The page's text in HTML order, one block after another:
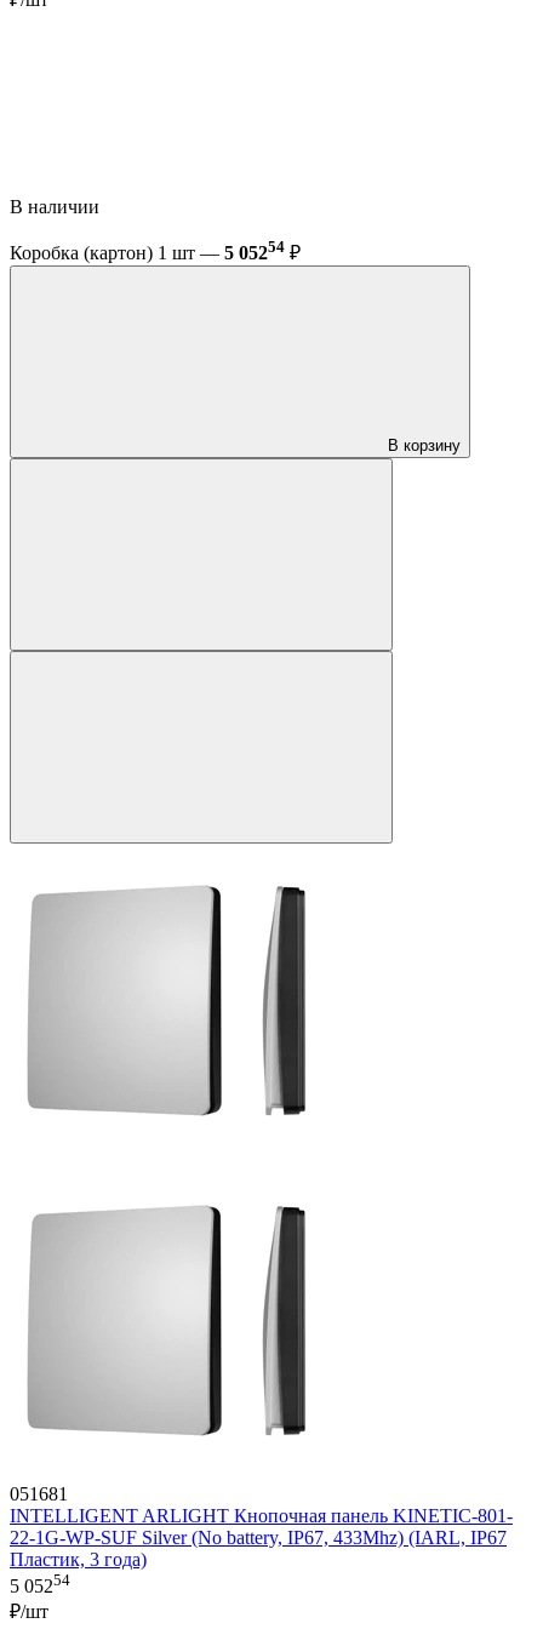
В наличии
Коробка (картон) 1 шт — 5 05254 ₽
В корзину
051681
INTELLIGENT ARLIGHT Кнопочная панель KINETIC-801-
22-1G-WP-SUF Silver (No battery, IP67, 433Mhz) (IARL, IP67
Пластик, 3 года)
5 05254
₽/шт